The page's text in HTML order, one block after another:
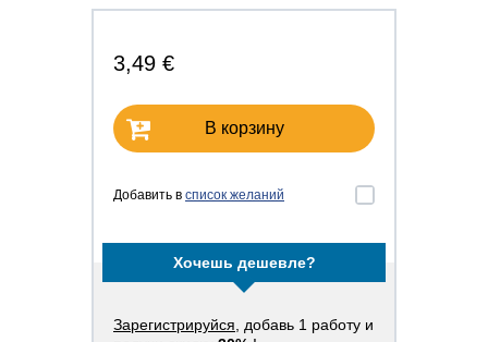
3,49 €
В корзину
Добавить в список желаний
Хочешь дешевле?
Зарегистрируйся , добавь 1 работу и